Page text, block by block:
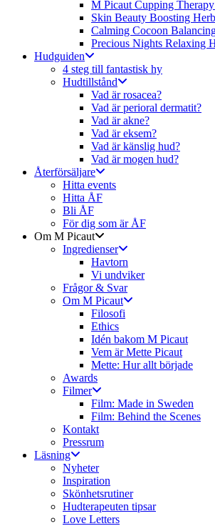
M Picaut Cupping
Skin Beauty Boosting
Calming Cocoon
Precious Nights Relaxing
Hudguiden
4 steg till fantastisk hy
Hudtillstånd
Vad är rosacea?
Vad är perioral dermatit?
Vad är akne?
Vad är eksem?
Vad är känslig hud?
Vad är mogen hud?
Återförsäljare
Hitta events
Hitta ÅF
Bli ÅF
För dig som är ÅF
Om M Picaut
Ingredienser
Havtorn
Vi undviker
Frågor & Svar
Om M Picaut
Filosofi
Ethics
Idén bakom M Picaut
Vem är Mette Picaut
Mette: Hur allt började
Awards
Filmer
Film: Made in Sweden
Film: Behind the Scenes
Kontakt
Pressrum
Läsning
Nyheter
Inspiration
Skönhetsrutiner
Hudterapeuten tipsar
Love Letters